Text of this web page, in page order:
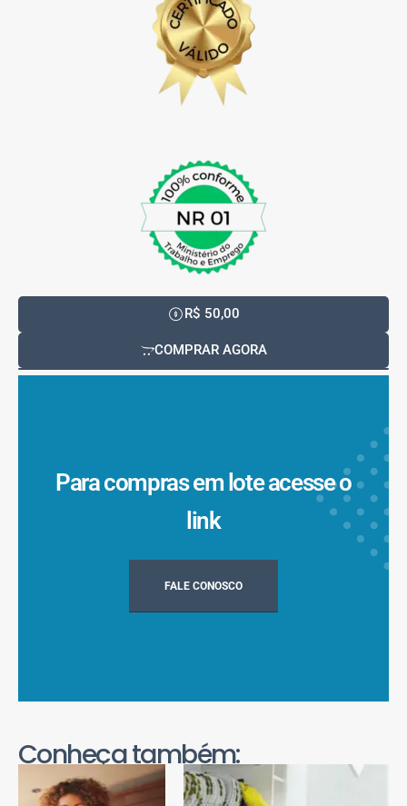
R$ 50,00
COMPRAR AGORA
Para compras em lote acesse o
link
FALE CONOSCO
Conheça também: